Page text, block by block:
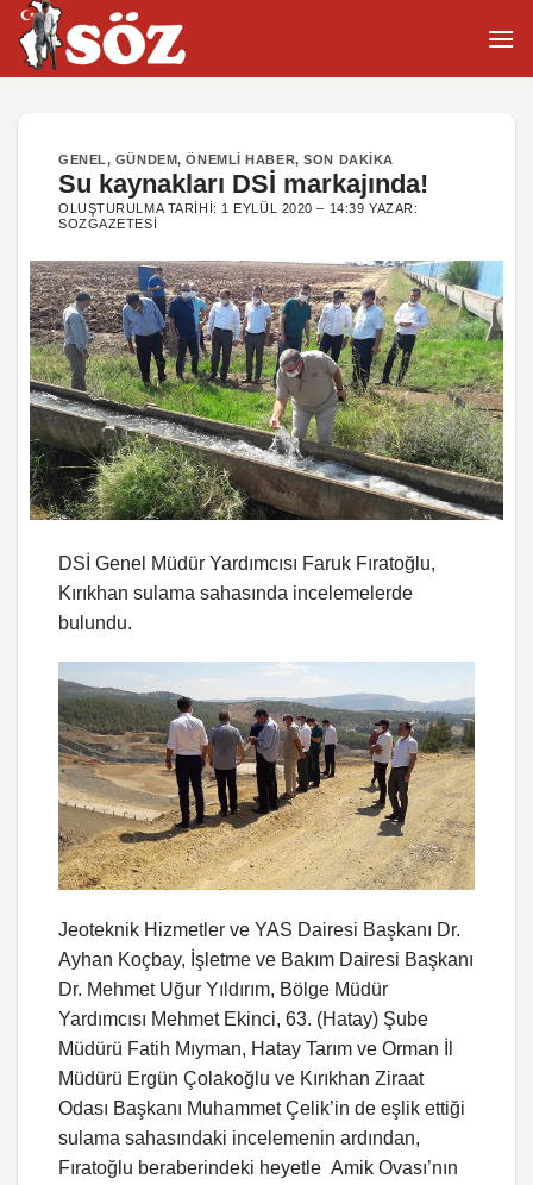
İçeriğe
atla
GENEL, GÜNDEM,ÖNEMLI HABER,SON DAKIKA
Su kaynakları DSİ markajında!
OLUŞTURULMA TARIHI: 1 EYLÜL 2020 – 14:39 YAZAR:
SOZGAZETESI
DSİ Genel Müdür Yardımcısı Faruk Fıratoğlu,
Kırıkhan sulama sahasında incelemelerde
bulundu.
Jeoteknik Hizmetler ve YAS Dairesi Başkanı Dr.
Ayhan Koçbay, İşletme ve Bakım Dairesi Başkanı
Dr. Mehmet Uğur Yıldırım, Bölge Müdür
Yardımcısı Mehmet Ekinci, 63. (Hatay) Şube
Müdürü Fatih Mıyman, Hatay Tarım ve Orman İl
Müdürü Ergün Çolakoğlu ve Kırıkhan Ziraat
Odası Başkanı Muhammet Çelik’in de eşlik ettiği
sulama sahasındaki incelemenin ardından,
Fıratoğlu beraberindeki heyetle Amik Ovası’nın